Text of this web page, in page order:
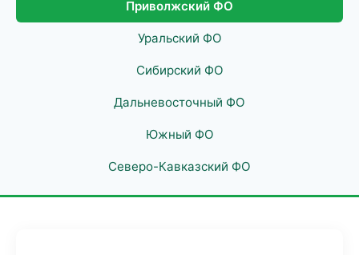
Приволжский ФО
Уральский ФО
Сибирский ФО
Дальневосточный ФО
Южный ФО
Северо-Кавказский ФО